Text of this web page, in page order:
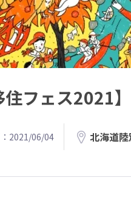
住フェス2021
2021/06/04 北海道